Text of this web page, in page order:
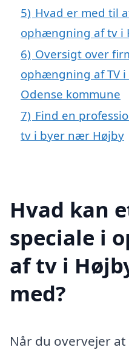
5) Hvad er med til
ophængning af tv i
6) Oversigt over
ophængning af TV
Odense kommune
7) Find en
tv i byer nær Højby
Hvad kan
speciale i
af tv i
med?
Når du overvejer